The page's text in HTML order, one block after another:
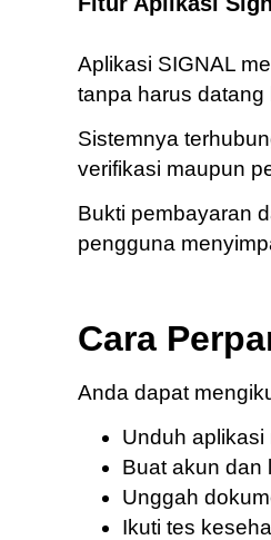
Aplikasi SIGNAL
tanpa harus datang
Sistemnya
verifikasi maupun
Bukti pembayaran
pengguna
Cara
Anda dapat
Unduh aplikasi
Buat akun dan
Unggah
Ikuti tes